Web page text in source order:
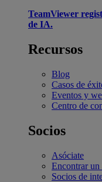
TeamViewer
de IA.
Recursos
Blog
Casos de
Eventos y
Centro de
Socios
Asóciate
Encontrar un
Socios de